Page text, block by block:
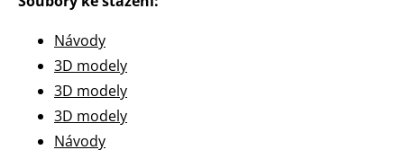
Návody
3D modely
3D modely
3D modely
Návody